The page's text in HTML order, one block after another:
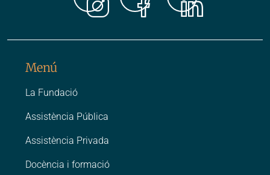
Menú
La Fundació
Assistència Pública
Assistència Privada
Docència i formació